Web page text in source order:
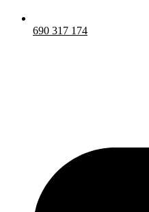
690 317 174